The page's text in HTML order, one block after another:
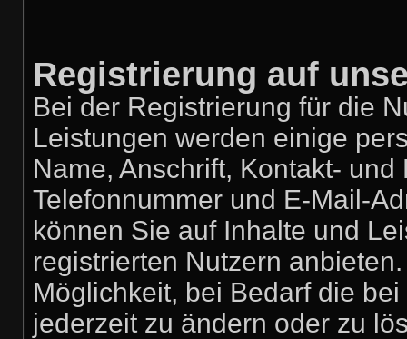
Registrierung auf
Bei der Registrierung für die
Leistungen werden einige
Name, Anschrift, Kontakt-
Telefonnummer und E-Mail-
können Sie auf Inhalte und
registrierten Nutzern
Möglichkeit, bei Bedarf die
jederzeit zu ändern oder zu